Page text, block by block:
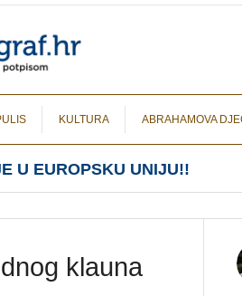
KULTURA ABRAHAMOVA
U EUROPSKU UNIJU!!
klauna